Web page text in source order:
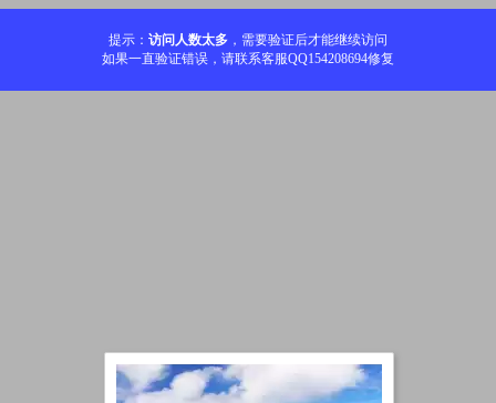
提示： 访问人数太多 ，需要验证后才能继续访问
如果一直验证错误，请联系客服QQ154208694修复